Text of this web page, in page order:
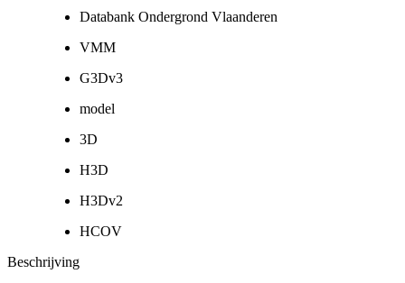
Databank Ondergrond Vlaanderen
VMM
G3Dv3
model
3D
H3D
H3Dv2
HCOV
Beschrijving